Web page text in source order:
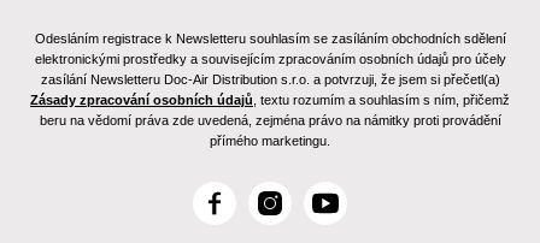
Odesláním registrace k Newsletteru souhlasím se zasíláním obchodních sdělení
elektronickými prostředky a souvisejícím zpracováním osobních údajů pro účely
zasílání Newsletteru Doc-Air Distribution s.r.o. a potvrzuji, že jsem si přečetl(a)
Zásady zpracování osobních údajů , textu rozumím a souhlasím s ním, přičemž
beru na vědomí práva zde uvedená, zejména právo na námitky proti provádění
přímého marketingu.
F
I
Y